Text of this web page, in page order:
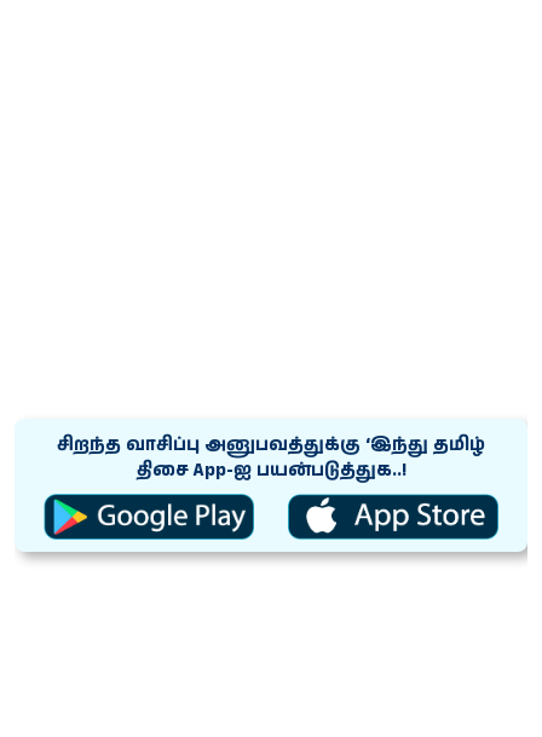
சிறந்த வாசிப்பு அனுபவத்துக்கு ‘இந்து தமிழ்
திசை App-ஐ பயன்படுத்துக..!